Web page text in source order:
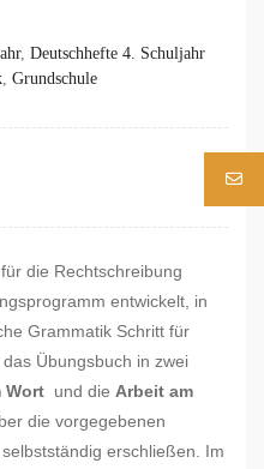
, Deutschhefte 4. Schuljahr
Grundschule
die Rechtschreibung
entwickelt, in
Grammatik Schritt für
Übungsbuch in zwei
Wort und die Arbeit am
die vorgegebenen
erschließen. Im